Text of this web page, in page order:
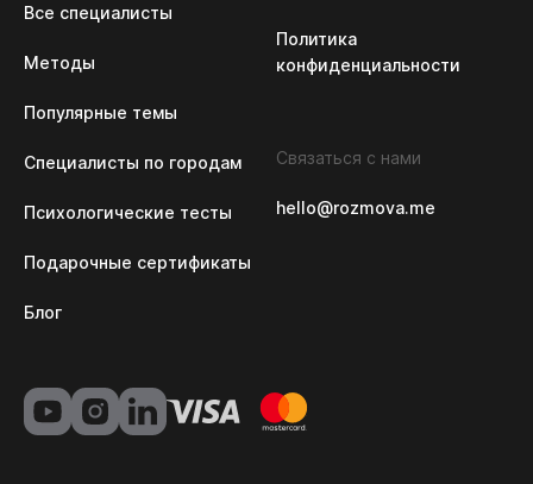
Все специалисты
Методы
Популярные темы
Специалисты по городам
Психологические тесты
Подарочные сертификаты
Блог
Политика
конфиденциальности
Связаться с нами
hello@rozmova.me